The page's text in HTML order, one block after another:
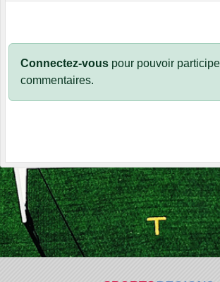
Connectez-vous pour pouvoir
commentaires.